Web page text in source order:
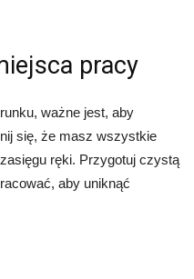
pracy
ważne jest, aby
się, że masz wszystkie
ręki. Przygotuj czystą
aby uniknąć